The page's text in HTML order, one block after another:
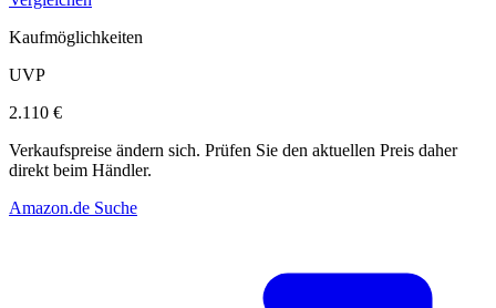
Kaufmöglichkeiten
UVP
2.110 €
Verkaufspreise ändern sich. Prüfen Sie den aktuellen Preis daher
direkt beim Händler.
Amazon.de Suche